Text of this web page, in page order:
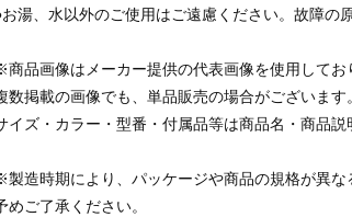
お湯、水以外のご使用はご遠慮ください。故障の
商品画像はメーカー提供の代表画像を使用してお
数掲載の画像でも、単品販売の場合がございます。
イズ・カラー・型番・付属品等は商品名・商品説
製造時期により、パッケージや商品の規格が異な
めご了承ください。